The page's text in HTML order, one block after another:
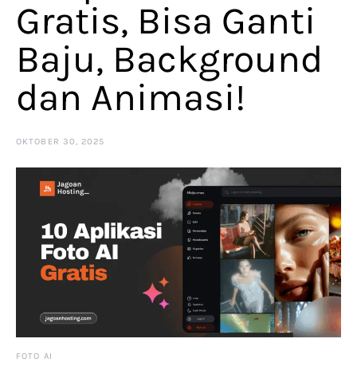
Gratis, Bisa Ganti
Baju, Background
dan Animasi!
OKTOBER 30, 2025
FOTO AI